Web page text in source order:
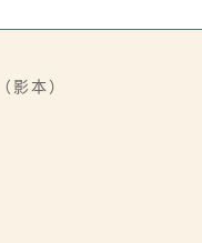
影本）